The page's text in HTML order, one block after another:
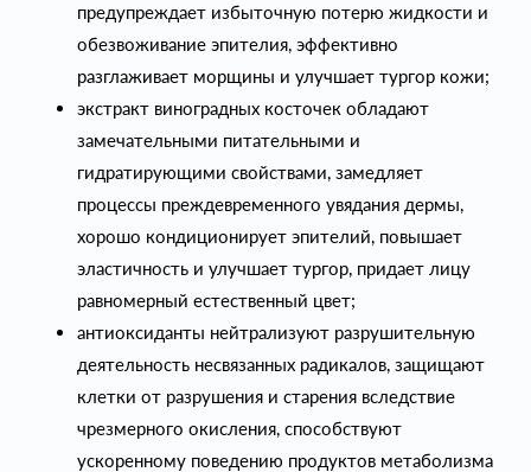
предупреждает избыточную потерю жидкости и
обезвоживание эпителия, эффективно
разглаживает морщины и улучшает тургор кожи;
экстракт виноградных косточек обладают
замечательными питательными и
гидратирующими свойствами, замедляет
процессы преждевременного увядания дермы,
хорошо кондиционирует эпителий, повышает
эластичность и улучшает тургор, придает лицу
равномерный естественный цвет;
антиоксиданты нейтрализуют разрушительную
деятельность несвязанных радикалов, защищают
клетки от разрушения и старения вследствие
чрезмерного окисления, способствуют
ускоренному поведению продуктов метаболизма